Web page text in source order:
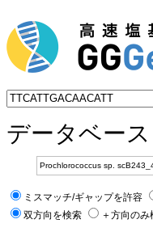
データベース
ミスマッチ/ギャップを許容
双方向を検索
＋方向のみ